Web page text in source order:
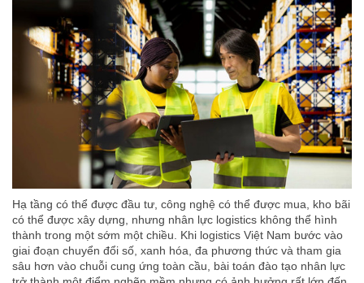
Hạ tầng có thể được đầu tư, công nghệ có thể được mua, kho bãi
có thể được xây dựng, nhưng nhân lực logistics không thể hình
thành trong một sớm một chiều. Khi logistics Việt Nam bước vào
giai đoạn chuyển đổi số, xanh hóa, đa phương thức và tham gia
sâu hơn vào chuỗi cung ứng toàn cầu, bài toán đào tạo nhân lực